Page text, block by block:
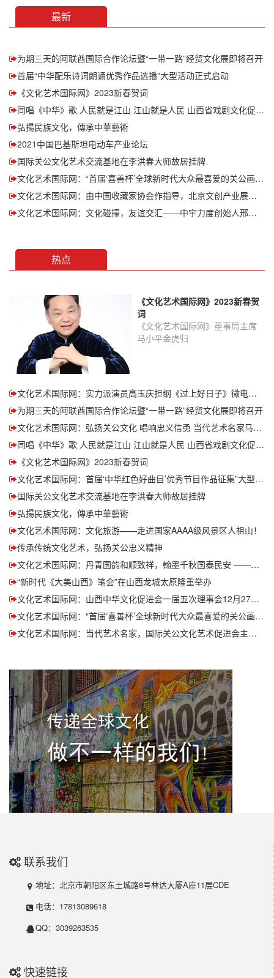
最新
为期三天的阿联酋国际合作论坛暨“一带一路”经贸文化展即将召开
首届“中华配乐诗词朗诵优秀作品选播”大型活动正式启动
​《文化艺术国际网》2023新春贺词
同唱《中华》歌 人民就是江山 江山就是人民 山西省戏剧文化促进会
弘揚民族文化，傳承中華藝術
2021中国巴基斯坦电动车产业论坛
国际关公文化艺术交流基地在李洪春大师故居挂牌
文化艺术国际网：“首届‘喜善杯’全球新时代大众最喜爱的关公画像（造型）艺术作品征集评比”活动收官时间延迟 报名零元 仍在报名中
文化艺术国际网：由中国收藏家协会作指导，北京文创产业展示中心主办的马汉跃先生作品收藏捐赠暨中国收藏文化大讲堂启动仪式在京隆重举行
文化艺术国际网：文化碰撞，友谊交汇——中宇力度创始人邢凤亮先生走进“地中海心脏”马耳他
热点
​《文化艺术国际网》2023新春贺
词
《文化艺术国际网》董事局主席
马小平金虎归
文化艺术国际网：实力派演员高玉庆担纲《过上好日子》微电影男一号主演！
为期三天的阿联酋国际合作论坛暨“一带一路”经贸文化展即将召开
文化艺术国际网：弘扬关公文化 唱响忠义信勇 当代艺术名家马小平先生倾心创意并创作国际关公文化艺术促进会会歌——《致敬关公》
同唱《中华》歌 人民就是江山 江山就是人民 山西省戏剧文化促进会
​《文化艺术国际网》2023新春贺词
文化艺术国际网：首届‘中华红色好曲目’优秀节目作品征集”大型活动正式启动！
国际关公文化艺术交流基地在李洪春大师故居挂牌
弘揚民族文化，傳承中華藝術
文化艺术国际网：文化旅游——走进国家AAAA级风景区人祖山！
传承传统文化艺术，弘扬关公忠义精神
文化艺术国际网：丹青国韵和顺致祥，翰墨千秋国泰民安 ——中国书画春晚（山西）组委会昨日在太原正式揭牌成立
“新时代《大美山西》笔会”在山西龙城太原隆重举办
文化艺术国际网：山西中华文化促进会一届五次理事会12月27日在山西太原成功召开
文化艺术国际网：“首届‘喜善杯’全球新时代大众最喜爱的关公画像（造型）艺术作品征集评比”活动收官时间延迟 报名零元 仍在报名中
文化艺术国际网：当代艺术名家，国际关公文化艺术促进会主席马小平先生演唱的新创歌曲《关公》全国关庙巡回演唱活动走进洛阳关林庙！
联系我们
地址：北京市朝阳区东土城路8号林达大厦A座11层CDE
电话：17813089618
QQ：3039263535
快速链接